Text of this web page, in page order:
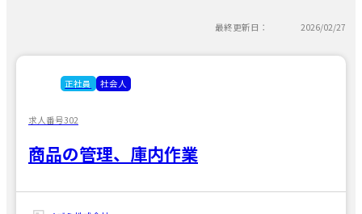
最終更新日： 2026/02/27
正社員 社会人
求人番号302
商品の管理、庫内作業